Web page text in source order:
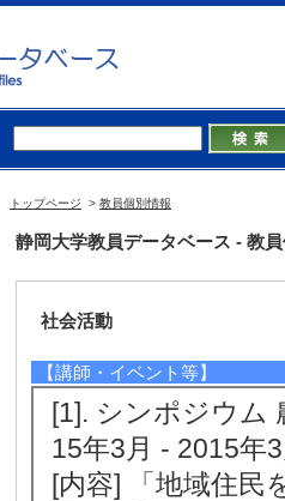
トップページ > 教員個別情報
静岡大学教員データベース - 教
月)
[受賞学生氏名] 下
[授与団体名] 静岡
[1]. 榛原高校出張
社会活動
【講師・イベント等】
[1]. シンポジウム
15年3月 - 2015年
[内容] 「地域住民